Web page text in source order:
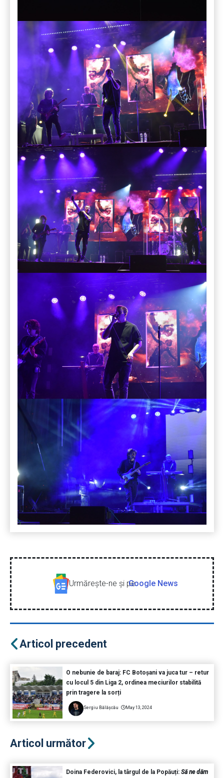
Urmăreşte-ne şi peGoogle News
Articol precedent
O nebunie de baraj: FC Botoșani va juca tur – retur
cu locul 5 din Liga 2, ordinea meciurilor stabilită
prin tragere la sorți
Sergiu Bălășcău May 13, 2024
Articol următor
Doina Federovici, la târgul de la Popăuți: Să ne dăm